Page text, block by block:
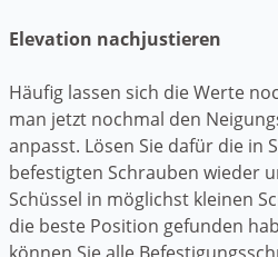
Elevation nachjustieren
Häufig lassen sich die Werte
man jetzt nochmal den
anpasst. Lösen Sie dafür die in
befestigten Schrauben wieder
Schüssel in möglichst kleinen
die beste Position gefunden